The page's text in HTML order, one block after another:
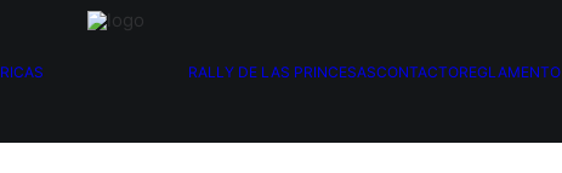
RALLY DE LAS PRINCESASCONTACTOREGLAMENTO